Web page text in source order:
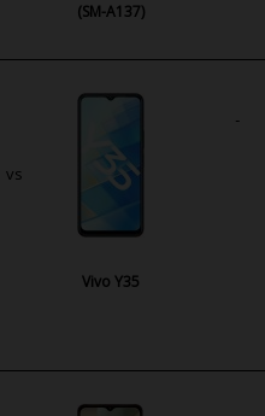
(SM-A137)
vs
Vivo Y35